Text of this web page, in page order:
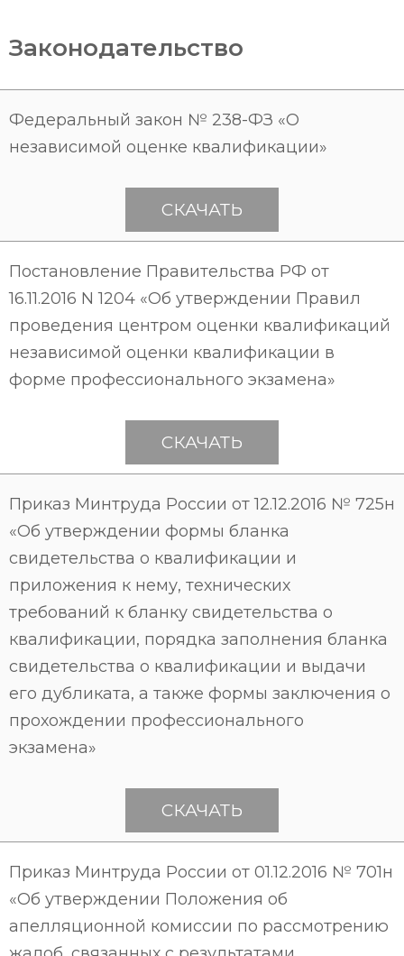
Законодательство
Федеральный закон № 238-ФЗ «О
независимой оценке квалификации»
СКАЧАТЬ
Постановление Правительства РФ от
16.11.2016 N 1204 «Об утверждении Правил
проведения центром оценки квалификаций
независимой оценки квалификации в
форме профессионального экзамена»
СКАЧАТЬ
Приказ Минтруда России от 12.12.2016 № 725н
«Об утверждении формы бланка
свидетельства о квалификации и
приложения к нему, технических
требований к бланку свидетельства о
квалификации, порядка заполнения бланка
свидетельства о квалификации и выдачи
его дубликата, а также формы заключения о
прохождении профессионального
экзамена»
СКАЧАТЬ
Приказ Минтруда России от 01.12.2016 № 701н
«Об утверждении Положения об
апелляционной комиссии по рассмотрению